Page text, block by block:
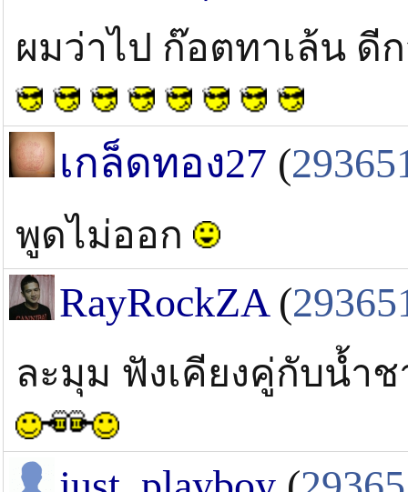
ผมว่าไป ก๊อตทาเล้น ดี
เกล็ดทอง27 (
พูดไม่ออก
RayRockZA(
ละมุม ฟังเคียงคู่กับน้ำ